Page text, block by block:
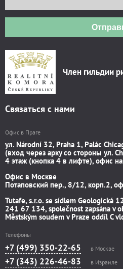
Член гильдии
Связаться с нами
Офис в Праге
ул. Národní 32, Praha 1, Palác
(вход через арку со стороны ул.
4 этаж (кнопка 4 в лифте), офис
Офис в Москве
Потаповский пер., 8/12, корп.2,
Tutafe, s.r.o. se sídlem Geologická
241 67 134, společnost zapsána v
Městským soudem v Praze oddíl C
Телефоны
+7 (499) 350-22-65 в Москве
+7 (343) 226-46-83 в Израиле